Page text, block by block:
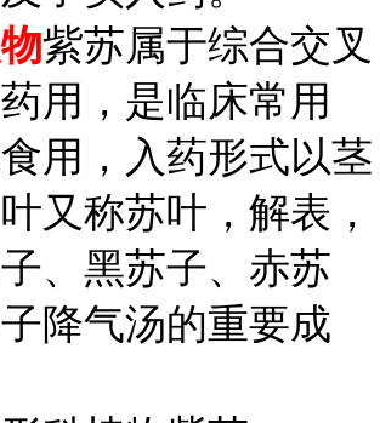
紫苏属于综合交叉
用，是临床常用
用，入药形式以茎
又称苏叶，解表，
、黑苏子、赤苏
降气汤的重要成